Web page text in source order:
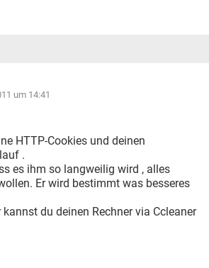
um 14:41
HTTP-Cookies und deinen
.
es ihm so langweilig wird , alles
Er wird bestimmt was besseres
du deinen Rechner via Ccleaner